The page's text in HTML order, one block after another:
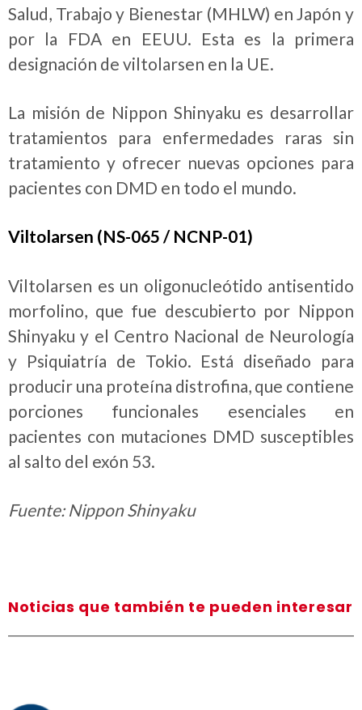
Salud, Trabajo y Bienestar (MHLW) en Japón y
por la FDA en EEUU. Esta es la primera
designación de viltolarsen en la UE.
La misión de Nippon Shinyaku es desarrollar
tratamientos para enfermedades raras sin
tratamiento y ofrecer nuevas opciones para
pacientes con DMD en todo el mundo.
Viltolarsen (NS-065 / NCNP-01)
Viltolarsen es un oligonucleótido antisentido
morfolino, que fue descubierto por Nippon
Shinyaku y el Centro Nacional de Neurología
y Psiquiatría de Tokio. Está diseñado para
producir una proteína distrofina, que contiene
porciones funcionales esenciales en
pacientes con mutaciones DMD susceptibles
al salto del exón 53.
Fuente: Nippon Shinyaku
Noticias que también te pueden interesar